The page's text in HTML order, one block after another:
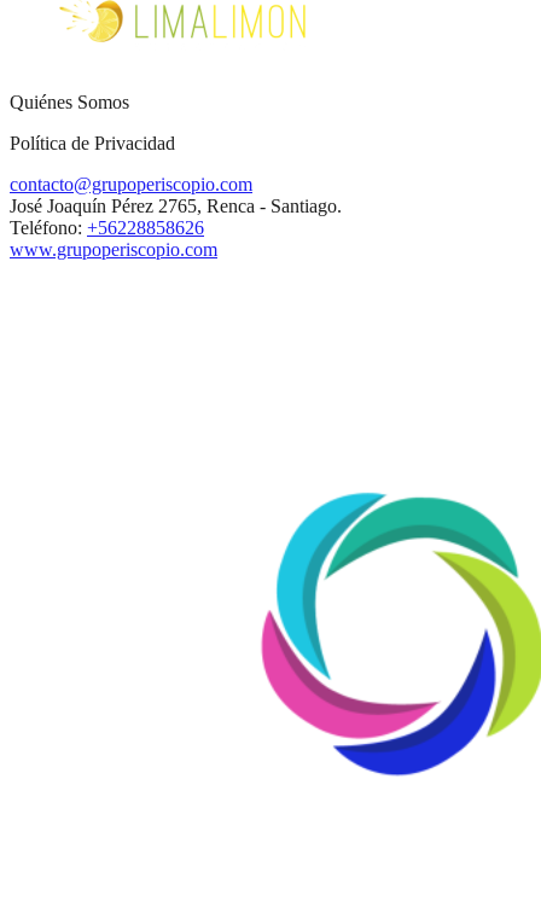
Quiénes Somos
Política de Privacidad
contacto@grupoperiscopio.com
José Joaquín Pérez 2765, Renca - Santiago.
Teléfono: +56228858626
www.grupoperiscopio.com